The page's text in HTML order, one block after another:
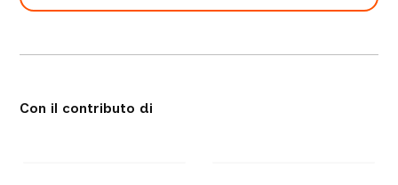
Con il contributo di